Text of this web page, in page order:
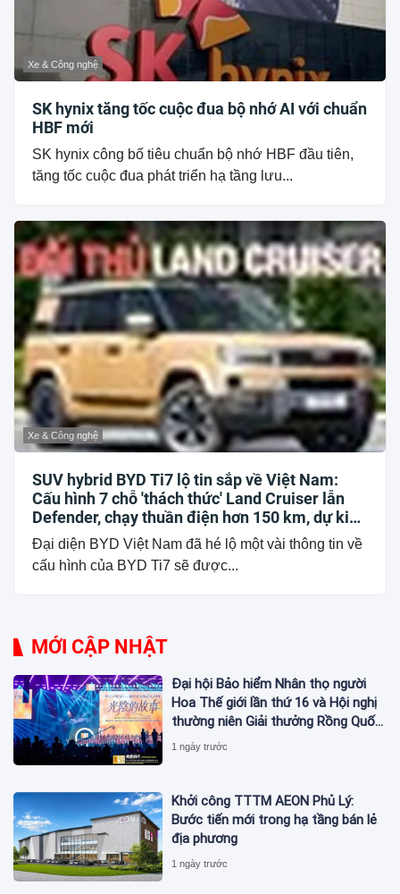
Xe & Công nghệ
SK hynix tăng tốc cuộc đua bộ nhớ AI với chuẩn
HBF mới
SK hynix công bố tiêu chuẩn bộ nhớ HBF đầu tiên,
tăng tốc cuộc đua phát triển hạ tầng lưu...
Xe & Công nghệ
SUV hybrid BYD Ti7 lộ tin sắp về Việt Nam:
Cấu hình 7 chỗ 'thách thức' Land Cruiser lẫn
Defender, chạy thuần điện hơn 150 km, dự kiến
mở bán trong quý III/2026
Đại diện BYD Việt Nam đã hé lộ một vài thông tin về
cấu hình của BYD Ti7 sẽ được...
MỚI CẬP NHẬT
Đại hội Bảo hiểm Nhân thọ người
Hoa Thế giới lần thứ 16 và Hội nghị
thường niên Giải thưởng Rồng Quốc
tế (IDA) 2026 được tổ chức trọng
1 ngày trước
Khởi công TTTM AEON Phủ Lý:
Bước tiến mới trong hạ tầng bán lẻ
địa phương
1 ngày trước